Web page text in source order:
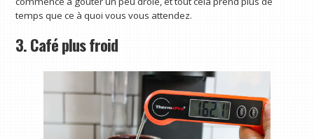
temps que ce à quoi vous vous attendez.
3. Café plus froid